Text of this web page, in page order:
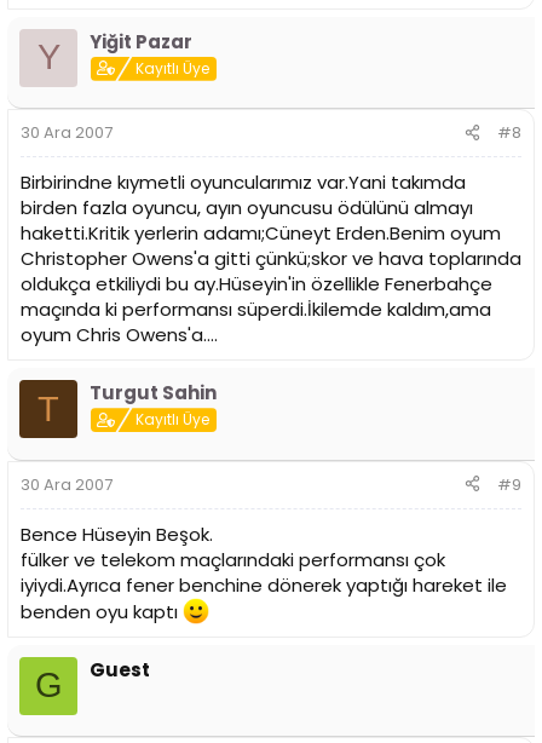
Y Yiğit Pazar
Kayıtlı Üye
30 Ara 2007 #8
Birbirindne kıymetli oyuncularımız var.Yani takımda
birden fazla oyuncu, ayın oyuncusu ödülünü almayı
haketti.Kritik yerlerin adamı;Cüneyt Erden.Benim oyum
Christopher Owens'a gitti çünkü;skor ve hava toplarında
oldukça etkiliydi bu ay.Hüseyin'in özellikle Fenerbahçe
maçında ki performansı süperdi.İkilemde kaldım,ama
oyum Chris Owens'a....
T Turgut Sahin
Kayıtlı Üye
30 Ara 2007 #9
Bence Hüseyin Beşok.
fülker ve telekom maçlarındaki performansı çok
iyiydi.Ayrıca fener benchine dönerek yaptığı hareket ile
benden oyu kaptı
G Guest